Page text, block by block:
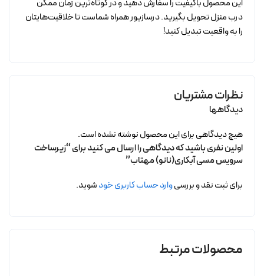
این محصول باکیفیت را سفارش دهید و در کوتاه‌ترین زمان ممکن
درب منزل تحویل بگیرید. درسازیور همراه شماست تا خلاقیت‌هایتان
را به واقعیت تبدیل کنید!
نظرات مشتریان
دیدگاهها
هیچ دیدگاهی برای این محصول نوشته نشده است.
اولین نفری باشید که دیدگاهی را ارسال می کنید برای “زیرساخت
سرویس مسی آبکاری(نانو) مهتاب”
برای ثبت نقد و بررسیوارد حساب کاربری خودشوید.
محصولات مرتبط